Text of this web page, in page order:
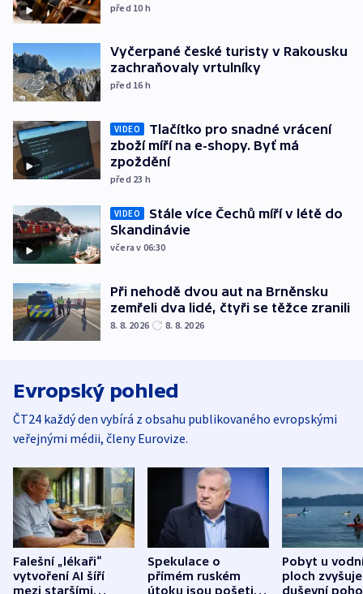
před 10 h
Vyčerpané české turisty v Rakousku
zachraňovaly vrtulníky
před 16 h
VIDEO
Tlačítko pro snadné vrácení
zboží míří na e-shopy. Byť má
zpoždění
před 23 h
VIDEO
Stále více Čechů míří v létě do
Skandinávie
včera v 06:30
Při nehodě dvou aut na Brněnsku
zemřeli dva lidé, čtyři se těžce zranili
8. 8. 2026 8. 8. 2026
Evropský pohled
ČT24 každý den vybírá z obsahu publikovaného evropskými
veřejnými médii, členy Eurovize.
Falešní „lékaři“
vytvoření AI šíří
mezi staršími
Spekulace o
přímém ruském
útoku jsou pošetilé,
Pobyt u
ploch zvyšuje
duševní